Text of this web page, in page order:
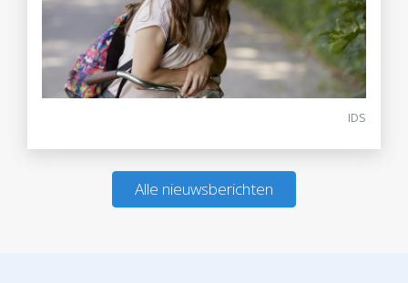
IDS
Alle nieuwsberichten